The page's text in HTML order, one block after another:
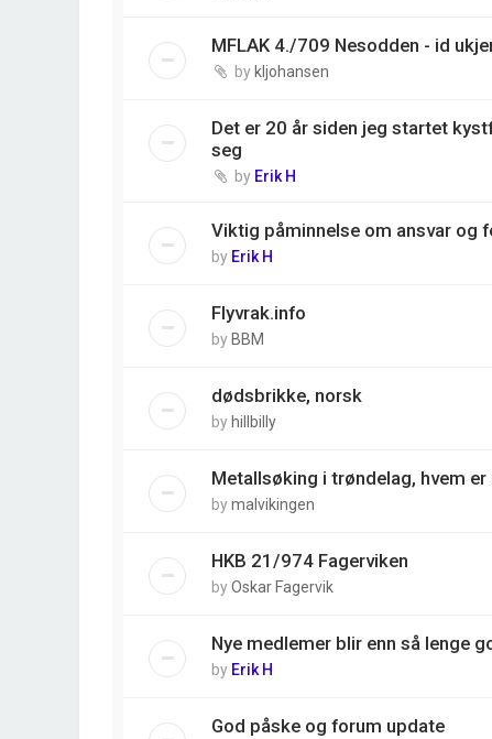
MFLAK 4./709 Nesodden - id
by kljohansen
Det er 20 år siden jeg startet
seg
by Erik H
Viktig påminnelse om ansvar og
by Erik H
Flyvrak.info
by BBM
dødsbrikke, norsk
by hillbilly
Metallsøking i trøndelag, hvem er
bymalvikingen
HKB 21/974 Fagerviken
byOskar Fagervik
Nye medlemer blir enn så lenge
by Erik H
God påske og forum update